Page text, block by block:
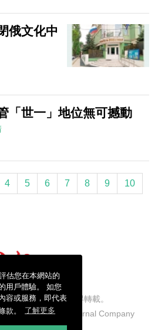
估您在本網站的
用戶體驗。 如您
容或服務，即代表
款。
了解更多
俄文化中
「世一」地位無可撼動
4 5 6 7 8 9 10
公司版權所有，不得轉載。
Kong Economic Journal Company